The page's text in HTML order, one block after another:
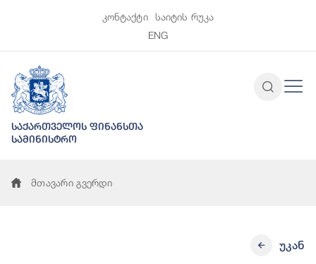
კონტაქტი
საიტის რუკა
ENG
საქართველოს ფინანსთა
სამინისტრო
მთავარი გვერდი
უკან